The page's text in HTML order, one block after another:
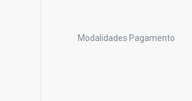
Modalidades Pagamento